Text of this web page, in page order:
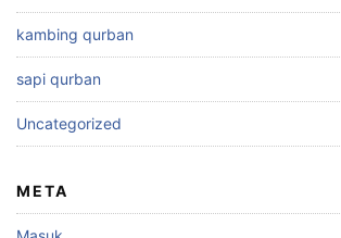
kambing qurban
sapi qurban
Uncategorized
META